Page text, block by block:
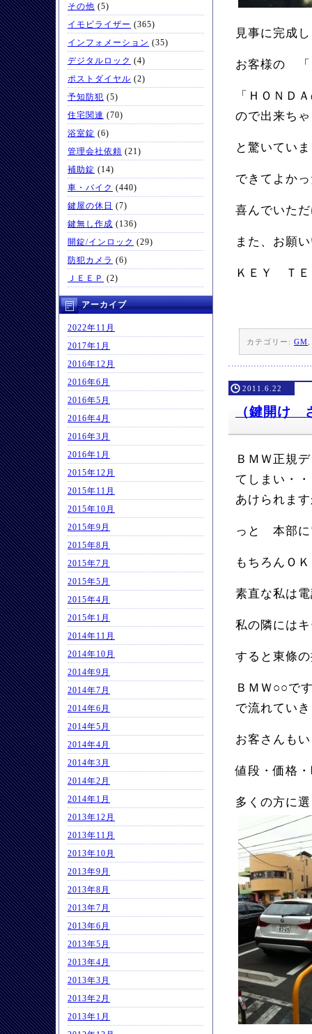
その他 (5)
イモビライザー (365)
インフォメーション (35)
デジタルロック (4)
ポストダイヤル (2)
予知防犯 (5)
住宅関連 (70)
浴室錠 (6)
管理会社依頼 (21)
補助錠 (14)
車・バイク (440)
鍵屋の休日 (7)
鍵無し作成 (136)
開錠/インロック (29)
防犯カメラ (6)
ＪＥＥＰ (2)
アーカイブ
2022年11月
2017年1月
2016年12月
2016年6月
2016年5月
2016年4月
2016年3月
2016年1月
2015年12月
2015年11月
2015年10月
2015年9月
2015年8月
2015年7月
2015年5月
2015年4月
2015年1月
2014年11月
2014年10月
2014年9月
2014年7月
2014年6月
2014年5月
2014年4月
2014年3月
2014年2月
2014年1月
2013年12月
2013年11月
2013年10月
2013年9月
2013年8月
2013年7月
2013年6月
2013年5月
2013年4月
2013年3月
2013年2月
2013年1月
見事に完成
お客様の 「
「ＨＯＮＤ
ので出来ち
と驚いてい
できてよか
喜んでいた
また、お願
ＫＥＹ Ｔ
カテゴリー: GM
2011.6.22
（鍵開け
ＢＭＷ正規
てしまい・
あけられま
っと 本部に
もちろんＯ
素直な私は
私の隣には
すると東條
ＢＭＷ○○で
で流れてい
お客さんも
値段・価格
多くの方に